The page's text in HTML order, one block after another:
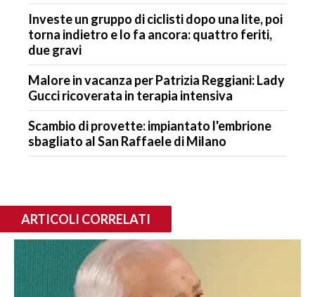
Investe un gruppo di ciclisti dopo una lite, poi
torna indietro e lo fa ancora: quattro feriti,
due gravi
Malore in vacanza per Patrizia Reggiani: Lady
Gucci ricoverata in terapia intensiva
Scambio di provette: impiantato l'embrione
sbagliato al San Raffaele di Milano
ARTICOLI CORRELATI